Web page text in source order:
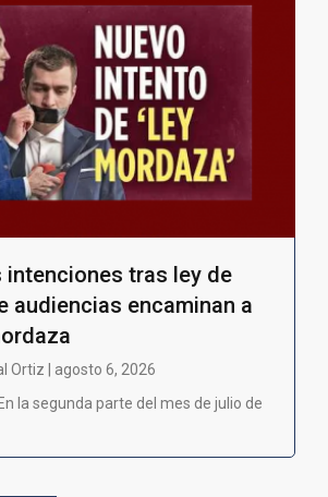
intenciones tras ley de
audiencias encaminan a
Ortiz | agosto 6, 2026
la segunda parte del mes de julio de